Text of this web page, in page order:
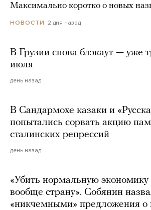
Максимально коротко о новых
НОВОСТИ 2 дня назад
В Грузии снова блэкаут — уже
июля
день назад
В Сандармохе казаки и
попытались сорвать акцию
сталинских репрессий
день назад
«Убить нормальную экономику
вообще страну». Собянин
«никчемными» предложения о